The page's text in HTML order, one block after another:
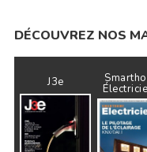
DÉCOUVREZ NOS
J3e